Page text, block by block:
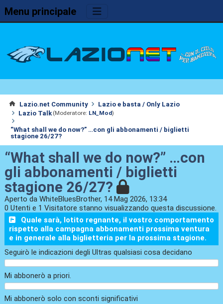
Menu principale
Lazio.net Community
Lazio e basta / Only Lazio
Lazio Talk (Moderatore: LN_Mod)
“What shall we do now?” …con gli abbonamenti / biglietti
stagione 26/27?
“What shall we do now?” …con
gli abbonamenti / biglietti
stagione 26/27?
Aperto da WhiteBluesBrother, 14 Mag 2026, 13:34
0 Utenti e 1 Visitatore stanno visualizzando questa discussione.
Quale sarà, lotito regnante, il vostro comportamento
rispetto alla campagna abbonamenti prossima ventura
e in generale alla biglietteria per la prossima stagione.
Seguirò le indicazioni degli Ultras qualsiasi cosa decidano
Mi abbonerò a priori.
Mi abbonerò solo con sconti significativi